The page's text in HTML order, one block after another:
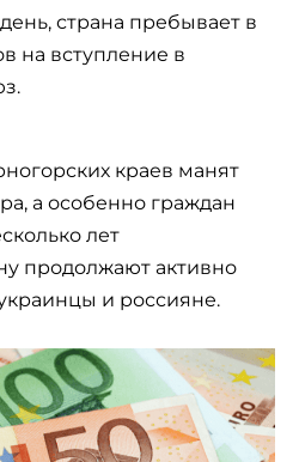
страна пребывает в
на вступление в
краев манят
а особенно граждан
лет
продолжают активно
и россияне.